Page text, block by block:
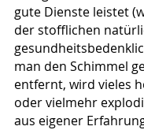
gute Dienste leistet
der stofflichen
man den Schimmel
entfernt, wird vieles
oder vielmehr
aus eigener